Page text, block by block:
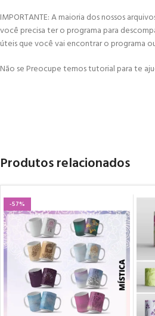
IMPORTANTE: A maioria dos nossos
você precisa ter o programa para
úteis que você vai encontrar o programa
Não se Preocupe temos tutorial para te
Produtos relacionados
-57%